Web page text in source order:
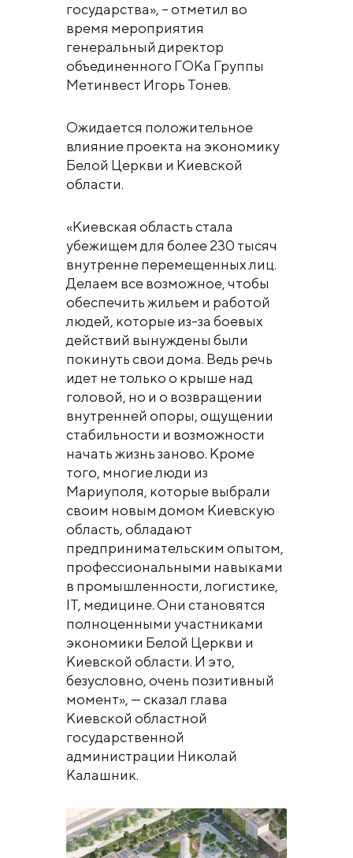
государства», – отметил во
время мероприятия
генеральный директор
объединенного ГОКа Группы
Метинвест Игорь Тонев.
Ожидается положительное
влияние проекта на экономику
Белой Церкви и Киевской
области.
«Киевская область стала
убежищем для более 230 тысяч
внутренне перемещенных лиц.
Делаем все возможное, чтобы
обеспечить жильем и работой
людей, которые из-за боевых
действий вынуждены были
покинуть свои дома. Ведь речь
идет не только о крыше над
головой, но и о возвращении
внутренней опоры, ощущении
стабильности и возможности
начать жизнь заново. Кроме
того, многие люди из
Мариуполя, которые выбрали
своим новым домом Киевскую
область, обладают
предпринимательским опытом,
профессиональными навыками
в промышленности, логистике,
IT, медицине. Они становятся
полноценными участниками
экономики Белой Церкви и
Киевской области. И это,
безусловно, очень позитивный
момент», — сказал глава
Киевской областной
государственной
администрации Николай
Калашник.